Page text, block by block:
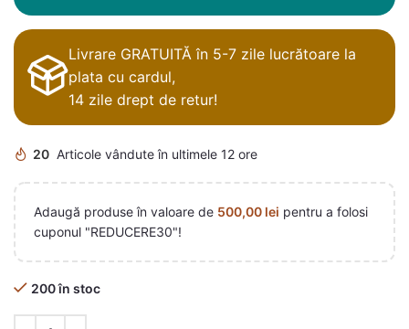
Livrare GRATUITĂ în 5-7 zile lucrătoare la
plata cu cardul,
14 zile drept de retur!
20 Articole vândute în ultimele 12 ore
Adaugă produse în valoare de 500,00 lei pentru a folosi
cuponul "REDUCERE30"!
200 în stoc